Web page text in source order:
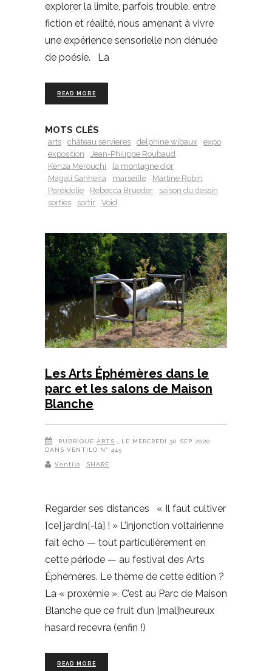
explorer la limite, parfois trouble, entre
fiction et réalité, nous amenant à vivre
une expérience sensorielle non dénuée
de poésie. La
READ MORE
MOTS CLÉS
arts château servieres delphine wibaux
expo
exposition
Jean-Philippe Roubaud
Kenza Merouchi
la montagne d’or
Magali Sanheira
marseille
Martine Robin
Paréidolie
Rebecca Brueder
saison du dessin
sorties
sortir Void
Les Arts Éphémères dans le
parc et les salons de Maison
Blanche
RUBRIQUE ARTS
, LE MERCREDI 30 SEP 2020
DANS VENTILO N° 445
Ventilo SHARE
Regarder ses distances « Il faut cultiver
[ce] jardin[-là] ! » L’injonction voltairienne
fait écho — tout particulièrement en
cette période — au festival des Arts
Éphémères. Le thème de cette édition ?
La « proxémie ». C’est au Parc de Maison
Blanche que ce fruit d’un [mal]heureux
hasard recevra (enfin !)
READ MORE